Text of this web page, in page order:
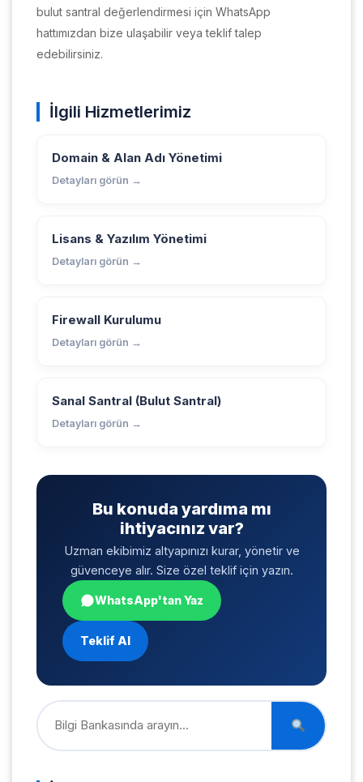
bulut santral değerlendirmesi için WhatsApp
hattımızdan bize ulaşabilir veya teklif talep
edebilirsiniz.
İlgili Hizmetlerimiz
Domain & Alan Adı Yönetimi
Detayları görün →
Lisans & Yazılım Yönetimi
Detayları görün →
Firewall Kurulumu
Detayları görün →
Sanal Santral (Bulut Santral)
Detayları görün →
Bu konuda yardıma mı
ihtiyacınız var?
Uzman ekibimiz altyapınızı kurar, yönetir ve
güvenceye alır. Size özel teklif için yazın.
WhatsApp'tan Yaz
Teklif Al